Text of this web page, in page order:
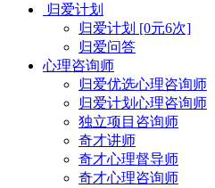
归爱计划
归爱计划 [0元6次]
归爱问答
心理咨询师
归爱优选心理咨询师
归爱计划心理咨询师
独立项目咨询师
奇才讲师
奇才心理督导师
奇才心理咨询师